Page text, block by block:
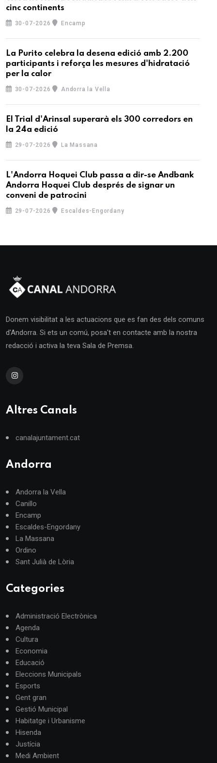
cinc continents
30-07-2026 Encamp
La Purito celebra la desena edició amb 2.200
participants i reforça les mesures d'hidratació
per la calor
30-07-2026 Andorra la Vella
El Trial d'Arinsal superarà els 300 corredors en
la 24a edició
29-07-2026 La Massana
L'Andorra Hoquei Club passa a dir-se Andbank
Andorra Hoquei Club després de signar un
conveni de patrocini
29-07-2026 Escaldes-Engordany
Donem visibilitat a les actuacions que es fan des dels comuns
d'Andorra. Si ets un comú, posa't en contacte amb la nostra
redacció i activa la teva Sala de Premsa.
Altres Canals
canalajuntament.cat
Andorra
Andorra la Vella
Canillo
Encamp
Escaldes-Engordany
La Massana
Ordino
Sant Julià de Lòria
Categories
Administració Electrònica
Agenda
Cultura
Economia
Educació
Eleccions Municipals
Esports
Gent gran
Gestió Municipal
Habitatge i Urbanisme
Hisenda
Justícia
Medi Ambient